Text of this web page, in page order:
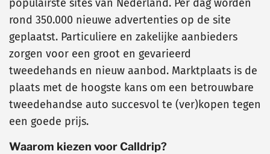
populairste sites van Nederland. Per dag worden
rond 350.000 nieuwe advertenties op de site
geplaatst. Particuliere en zakelijke aanbieders
zorgen voor een groot en gevarieerd
tweedehands en nieuw aanbod. Marktplaats is de
plaats met de hoogste kans om een betrouwbare
tweedehandse auto succesvol te (ver)kopen tegen
een goede prijs.
Waarom kiezen voor Calldrip?